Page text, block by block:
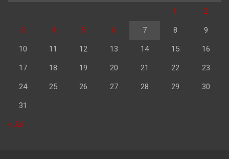
1 2
3 4 5 6 7 8 9
10 11 12 13 14 15 16
17 18 19 20 21 22 23
24 25 26 27 28 29 30
31
« Jul